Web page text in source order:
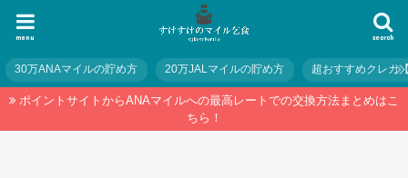
search
menu
30万ANAマイルの貯め方 20万JALマイルの貯め方 超おすすめクレカ
ポイントサイトからANAマイルへの最高レートでの交換方法まとめはこ
ちら！